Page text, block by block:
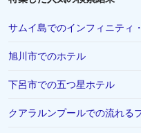
会津若松市でのホテル
柏市でのホテル
所沢市でのホテル
サムイ島でのインフィニティ
旭川市でのホテル
下呂市での五つ星ホテル
クアラルンプールでの流れる